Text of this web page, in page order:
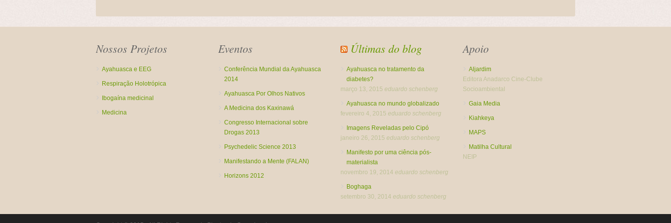
Nossos Projetos
Ayahuasca e EEG
Respiração Holotrópica
Ibogaína medicinal
Medicina
Eventos
Conferência Mundial da Ayahuasca
2014
Ayahuasca Por Olhos Nativos
A Medicina dos Kaxinawá
Congresso Internacional sobre
Drogas 2013
Psychedelic Science 2013
Manifestando a Mente (FALAN)
Horizons 2012
Últimas do blog
Ayahuasca no tratamento da
diabetes?
março 13, 2015 eduardo schenberg
Ayahuasca no mundo globalizado
fevereiro 4, 2015 eduardo schenberg
Imagens Reveladas pelo Cipó
janeiro 26, 2015 eduardo schenberg
Manifesto por uma ciência pós-
materialista
novembro 19, 2014 eduardo schenberg
Boghaga
setembro 30, 2014 eduardo schenberg
Apoio
Aljardim
Editora Anadarco Cine-Clube
Socioambiental
Gaia Media
Kiahkeya
MAPS
Matilha Cultural
NEIP